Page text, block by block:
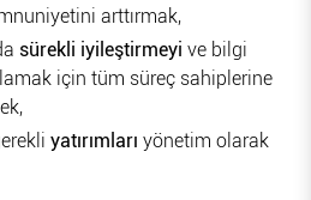
arttırmak,
sürekli iyileştirmeyi ve bilgi
için tüm süreç sahiplerine
yatırımları yönetim olarak